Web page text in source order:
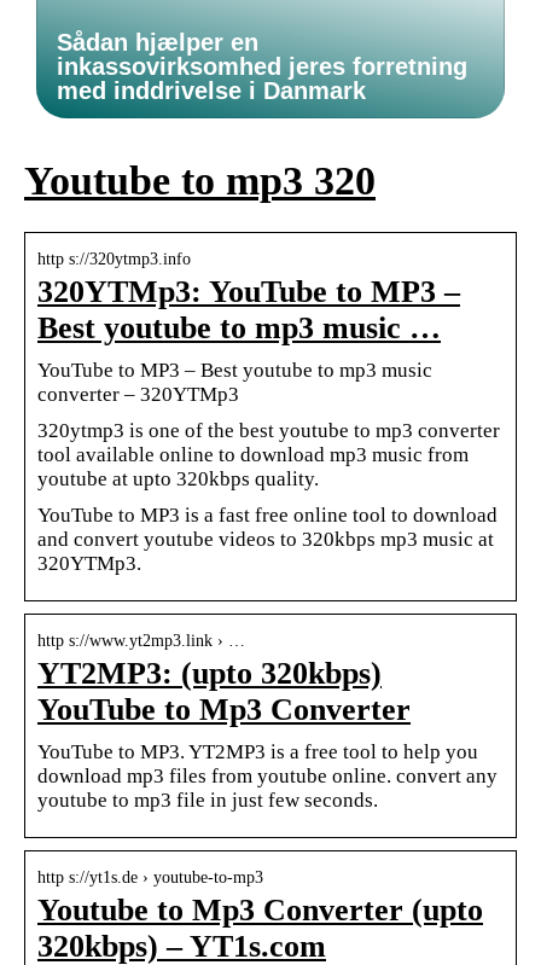
Sådan hjælper en
inkassovirksomhed jeres forretning
med inddrivelse i Danmark
Youtube to mp3 320
http s://320ytmp3.info
320YTMp3: YouTube to MP3 –
Best youtube to mp3 music …
YouTube to MP3 – Best youtube to mp3 music
converter – 320YTMp3
320ytmp3 is one of the best youtube to mp3 converter
tool available online to download mp3 music from
youtube at upto 320kbps quality.
YouTube to MP3 is a fast free online tool to download
and convert youtube videos to 320kbps mp3 music at
320YTMp3.
http s://www.yt2mp3.link › …
YT2MP3: (upto 320kbps)
YouTube to Mp3 Converter
YouTube to MP3. YT2MP3 is a free tool to help you
download mp3 files from youtube online. convert any
youtube to mp3 file in just few seconds.
http s://yt1s.de › youtube-to-mp3
Youtube to Mp3 Converter (upto
320kbps) – YT1s.com